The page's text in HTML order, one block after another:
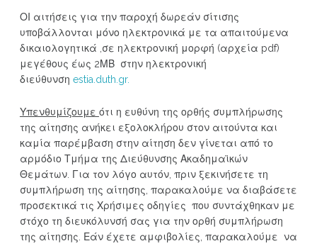
ΟΙ αιτήσεις για την παροχή δωρεάν σίτισης
υποβάλλονται μόνο ηλεκτρονικά με τα απαιτούμενα
δικαιολογητικά ,σε ηλεκτρονική μορφή (αρχεία pdf)
μεγέθους έως 2ΜΒ στην ηλεκτρονική
διεύθυνση estia.duth.gr.
Υπενθυμίζουμε ότι η ευθύνη της ορθής συμπλήρωσης
της αίτησης ανήκει εξολοκλήρου στον αιτούντα και
καμία παρέμβαση στην αίτηση δεν γίνεται από το
αρμόδιο Τμήμα της Διεύθυνσης Ακαδημαϊκών
Θεμάτων. Για τον λόγο αυτόν, πριν ξεκινήσετε τη
συμπλήρωση της αίτησης, παρακαλούμε να διαβάσετε
προσεκτικά τις Χρήσιμες οδηγίες που συντάχθηκαν με
στόχο τη διευκόλυνσή σας για την ορθή συμπλήρωση
της αίτησης. Εάν έχετε αμφιβολίες, παρακαλούμε να